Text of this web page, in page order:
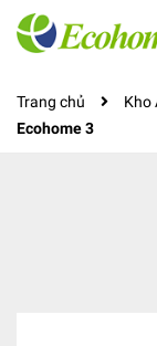
Trang chủ Kho
Ecohome 3